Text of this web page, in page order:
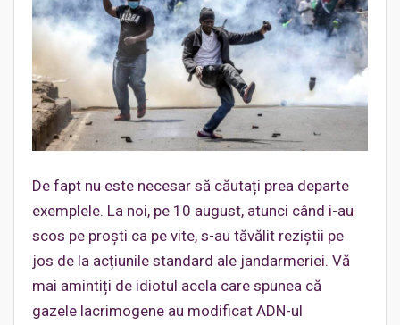
De fapt nu este necesar să căutați prea departe
exemplele. La noi, pe 10 august, atunci când i-au
scos pe proști ca pe vite, s-au tăvălit reziștii pe
jos de la acțiunile standard ale jandarmeriei. Vă
mai amintiți de idiotul acela care spunea că
gazele lacrimogene au modificat ADN-ul